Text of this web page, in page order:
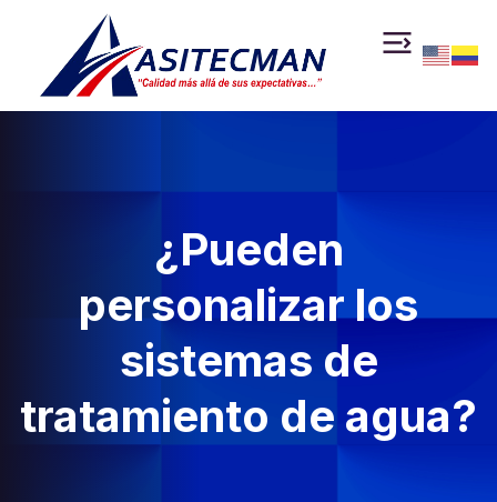
¿Pueden
personalizar los
sistemas de
tratamiento de agua?